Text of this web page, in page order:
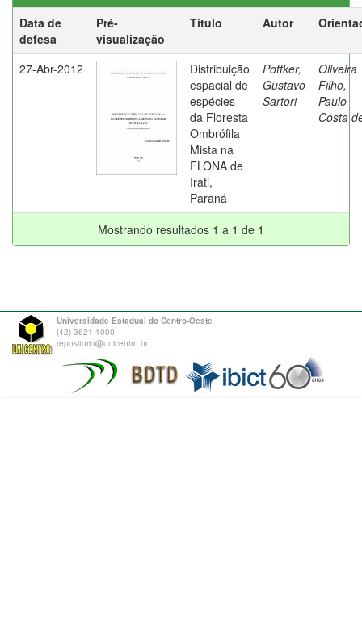
Data de
defesa
Pré-
visualização
Título Autor
27-Abr-2012
Distribuição
espacial de
espécies
da Floresta
Ombrófila
Mista na
FLONA de
Irati,
Paraná
Pottker,
Gustavo
Sartori
Oliveira
Filho,
Paulo
Costa
Mostrando resultados 1 a 1 de 1
Universidade Estadual do Centro-Oeste
(42) 3621-1000
repositorio@unicentro.br